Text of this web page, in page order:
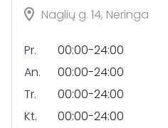
Naglių g. 14, Neringa
Pr.
00:00-24:00
An.
00:00-24:00
Tr.
00:00-24:00
Kt.
00:00-24:00